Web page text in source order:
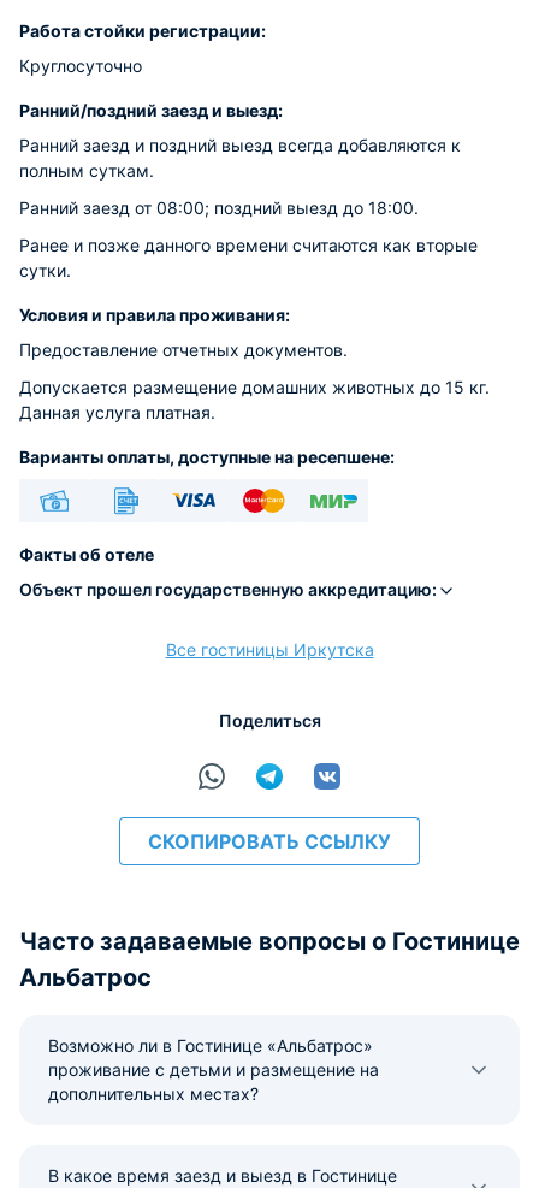
Работа стойки регистрации:
Круглосуточно
Ранний/поздний заезд и выезд:
Ранний заезд и поздний выезд всегда добавляются к
полным суткам.
Ранний заезд от 08:00; поздний выезд до 18:00.
Ранее и позже данного времени считаются как вторые
сутки.
Условия и правила проживания:
Предоставление отчетных документов.
Допускается размещение домашних животных до 15 кг.
Данная услуга платная.
Варианты оплаты, доступные на ресепшене:
Факты об отеле
Объект прошел государственную аккредитацию:
Все гостиницы Иркутска
Поделиться
СКОПИРОВАТЬ ССЫЛКУ
Часто задаваемые вопросы о Гостинице
Альбатрос
Возможно ли в Гостинице «Альбатрос»
проживание с детьми и размещение на
дополнительных местах?
В какое время заезд и выезд в Гостинице